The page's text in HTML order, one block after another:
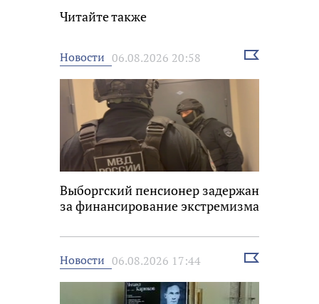
Читайте также
Новости 06.08.2026 20:58
Выбрать
Выборгский пенсионер задержан
за финансирование экстремизма
Новости 06.08.2026 17:44
Выбрать